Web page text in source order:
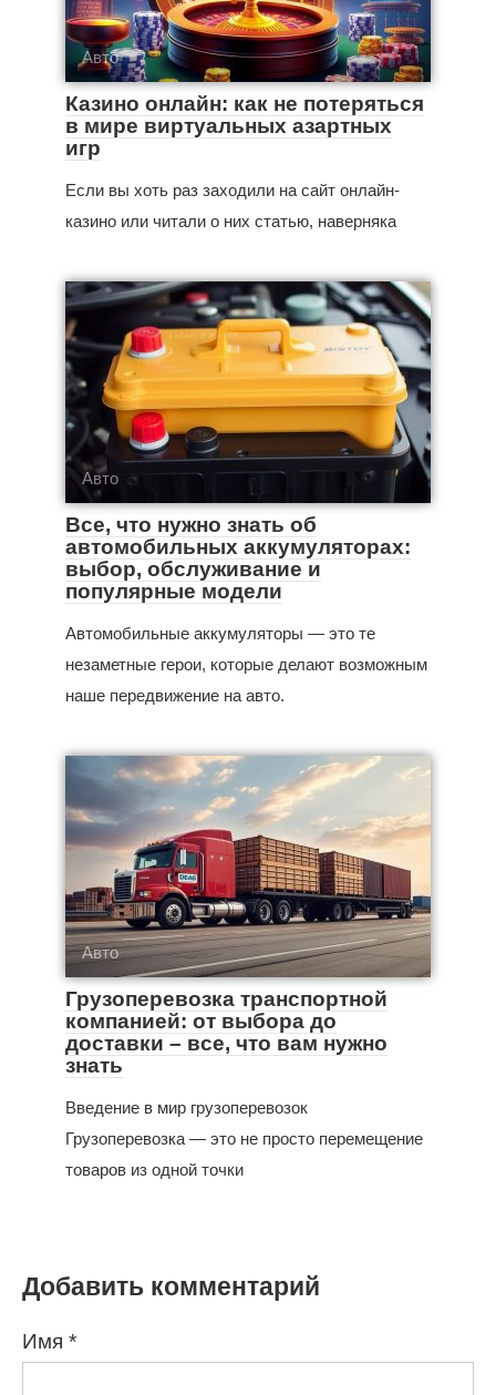
Авто
Казино онлайн: как не потеряться
в мире виртуальных азартных
игр
Если вы хоть раз заходили на сайт онлайн-
казино или читали о них статью, наверняка
Авто
Все, что нужно знать об
автомобильных аккумуляторах:
выбор, обслуживание и
популярные модели
Автомобильные аккумуляторы — это те
незаметные герои, которые делают возможным
наше передвижение на авто.
Авто
Грузоперевозка транспортной
компанией: от выбора до
доставки – все, что вам нужно
знать
Введение в мир грузоперевозок
Грузоперевозка — это не просто перемещение
товаров из одной точки
Добавить комментарий
Имя *